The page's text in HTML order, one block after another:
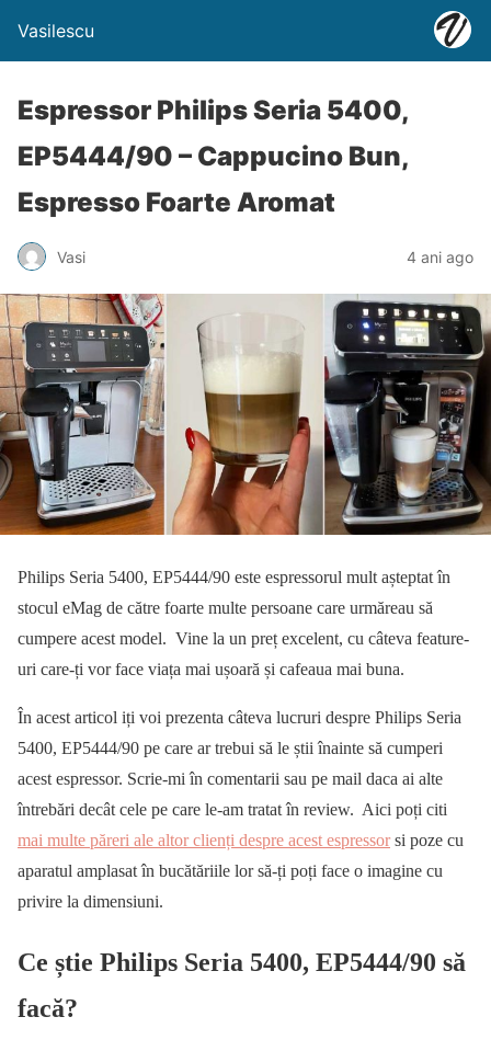
Vasilescu
Espressor Philips Seria 5400,
EP5444/90 – Cappucino Bun,
Espresso Foarte Aromat
Vasi 4 ani ago
Philips Seria 5400, EP5444/90 este espressorul mult așteptat în
stocul eMag de către foarte multe persoane care urmăreau să
cumpere acest model. Vine la un preț excelent, cu câteva feature-
uri care-ți vor face viața mai ușoară și cafeaua mai buna.
În acest articol iți voi prezenta câteva lucruri despre Philips Seria
5400, EP5444/90 pe care ar trebui să le știi înainte să cumperi
acest espressor. Scrie-mi în comentarii sau pe mail daca ai alte
întrebări decât cele pe care le-am tratat în review. Aici poți citi
mai multe păreri ale altor clienți despre acest espressorsi poze cu
aparatul amplasat în bucătăriile lor să-ți poți face o imagine cu
privire la dimensiuni.
Ce știe Philips Seria 5400, EP5444/90 să
facă?